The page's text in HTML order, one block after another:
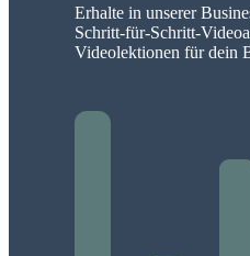
Erhalte in unserer
Schritt-für-Schritt-
Videolektionen für dein